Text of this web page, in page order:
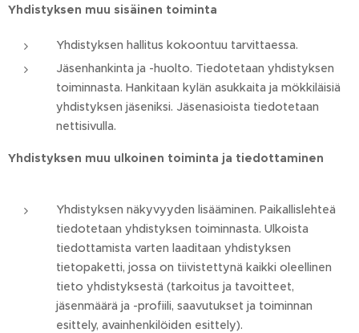
Yhdistyksen muu sisäinen toiminta
Yhdistyksen hallitus kokoontuu tarvittaessa.
Jäsenhankinta ja -huolto. Tiedotetaan yhdistyksen
toiminnasta. Hankitaan kylän asukkaita ja mökkiläisiä
yhdistyksen jäseniksi. Jäsenasioista tiedotetaan
nettisivulla.
Yhdistyksen muu ulkoinen toiminta ja tiedottaminen
Yhdistyksen näkyvyyden lisääminen. Paikallislehteä
tiedotetaan yhdistyksen toiminnasta. Ulkoista
tiedottamista varten laaditaan yhdistyksen
tietopaketti, jossa on tiivistettynä kaikki oleellinen
tieto yhdistyksestä (tarkoitus ja tavoitteet,
jäsenmäärä ja -profiili, saavutukset ja toiminnan
esittely, avainhenkilöiden esittely).